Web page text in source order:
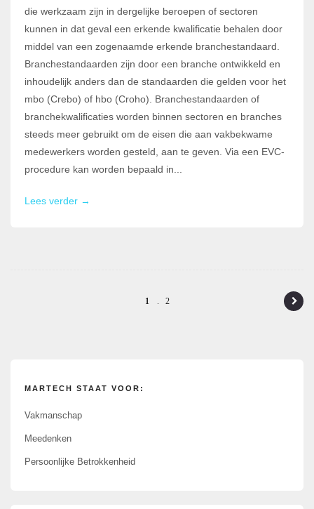
die werkzaam zijn in dergelijke beroepen of sectoren
kunnen in dat geval een erkende kwalificatie behalen door
middel van een zogenaamde erkende branchestandaard.
Branchestandaarden zijn door een branche ontwikkeld en
inhoudelijk anders dan de standaarden die gelden voor het
mbo (Crebo) of hbo (Croho). Branchestandaarden of
branchekwalificaties worden binnen sectoren en branches
steeds meer gebruikt om de eisen die aan vakbekwame
medewerkers worden gesteld, aan te geven. Via een EVC-
procedure kan worden bepaald in...
Lees verder →
1 2
MARTECH STAAT VOOR:
Vakmanschap
Meedenken
Persoonlijke Betrokkenheid